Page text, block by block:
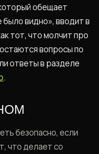
обещает
было видно», вводит в
тот, что молчит про
вопросы по
ответы в разделе
.
безопасно, если
что делает со